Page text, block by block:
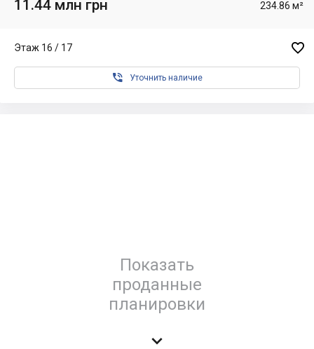
11.44 млн грн 234.86 м²
Этаж 16 / 17 
 Уточнить наличие
Показать
проданные
планировки
